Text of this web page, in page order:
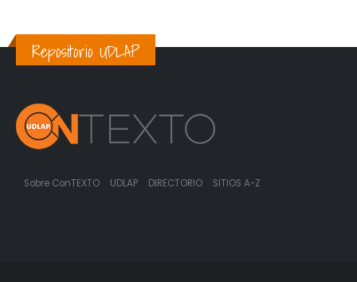
Repositorio UDLAP
Sobre ConTEXTO UDLAP DIRECTORIO SITIOS A-Z